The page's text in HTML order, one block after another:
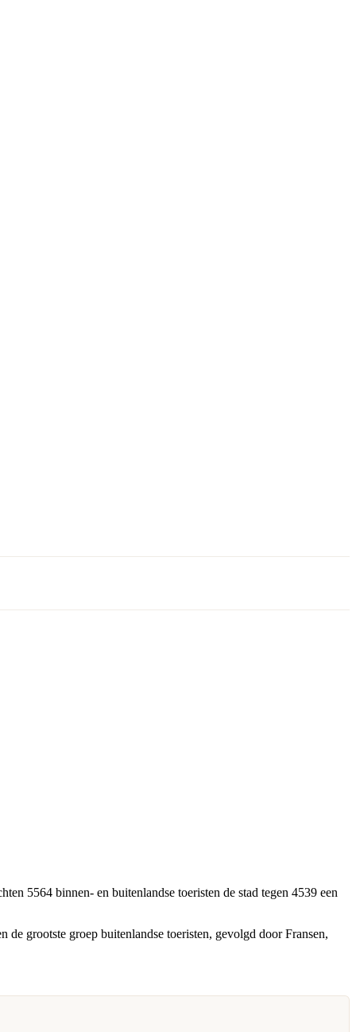
5564 binnen- en buitenlandse toeristen de stad tegen 4539 een
de grootste groep buitenlandse toeristen, gevolgd door Fransen,